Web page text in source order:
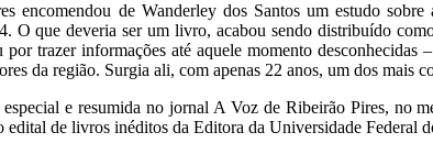
encomendou de Wanderley dos Santos um estudo
O que deveria ser um livro, acabou sendo distribuído
trazer informações até aquele momento
da região. Surgia ali, com apenas 22 anos, um dos mais
e resumida no jornal A Voz de Ribeirão Pires, no
de livros inéditos da Editora da Universidade